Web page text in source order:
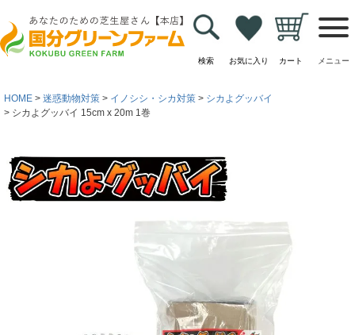
検索 お気に入り カート メニュー
HOME 迷惑動物対策 イノシシ・シカ対策
シカよグッバイ
シカよグッバイ 15cm x 20m 1巻